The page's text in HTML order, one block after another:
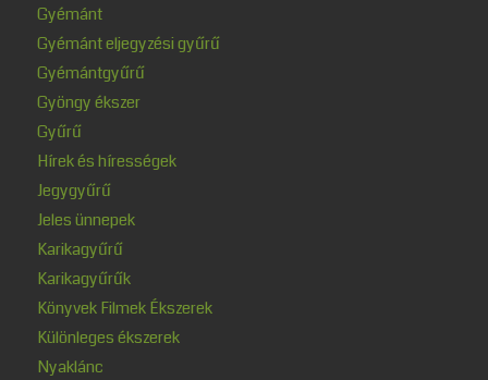
Gyémánt
Gyémánt eljegyzési gyűrű
Gyémántgyűrű
Gyöngy ékszer
Gyűrű
Hírek és hírességek
Jegygyűrű
Jeles ünnepek
Karikagyűrű
Karikagyűrűk
Könyvek Filmek Ékszerek
Különleges ékszerek
Nyaklánc